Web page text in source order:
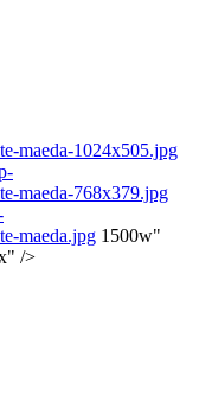
maeda-1024x505.jpg
maeda-768x379.jpg
maeda.jpg 1500w"
/>